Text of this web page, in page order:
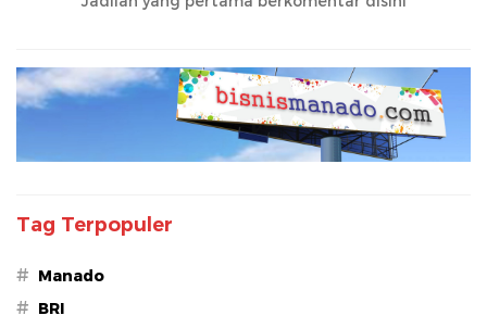
Tag Terpopuler
# Manado
# BRI